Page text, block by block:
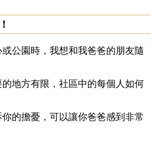
公園時，我想和我爸爸的朋友隨
地方有限，社區中的每個人如何
的擔憂，可以讓你爸爸感到非常